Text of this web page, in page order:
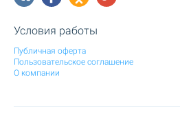
Условия работы
Публичная оферта
Пользовательское соглашение
О компании